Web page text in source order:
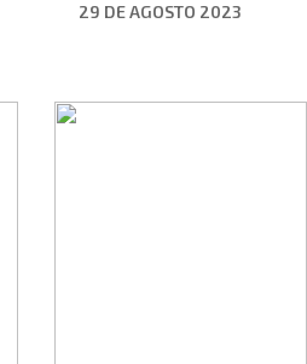
29 DE AGOSTO 2023